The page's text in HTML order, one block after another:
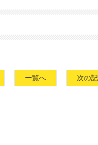
一覧へ 次の